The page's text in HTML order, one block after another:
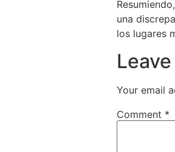
una
los lugares
Your email
Comment *